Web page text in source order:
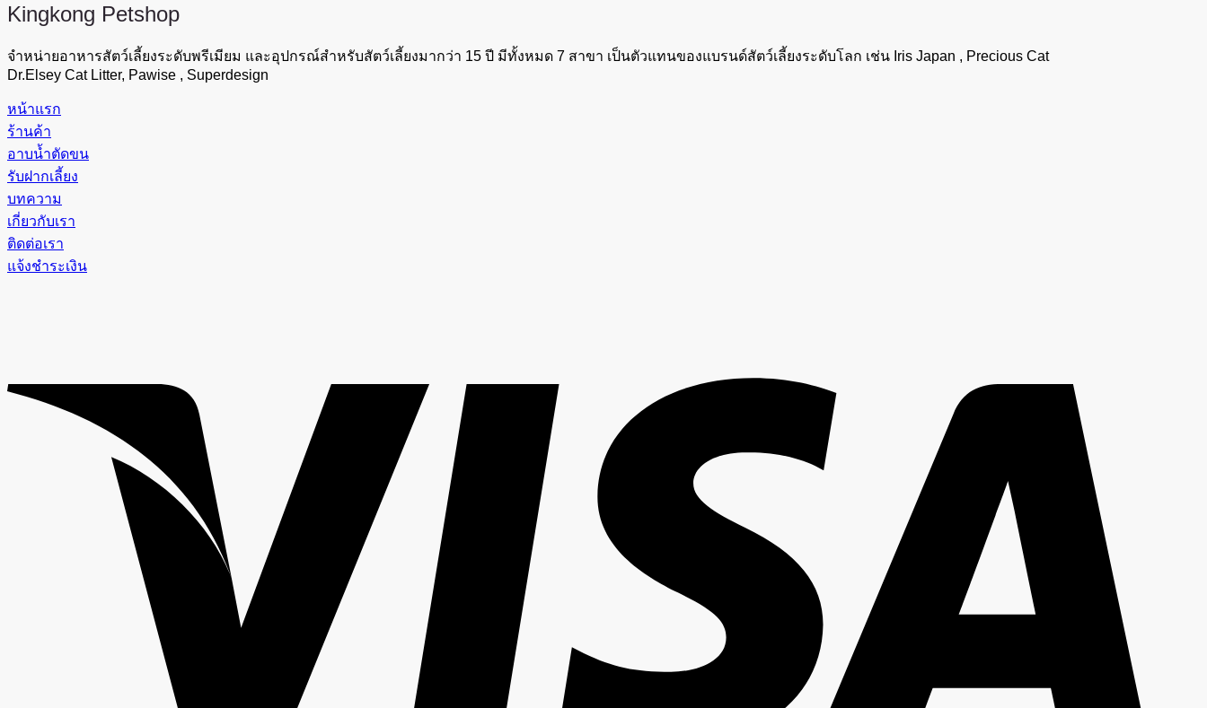
Kingkong Petshop
จำหน่ายอาหารสัตว์เลี้ยงระดับพรีเมียม และอุปกรณ์สำหรับสัตว์เลี้ยงมากว่า 15 ปี มีทั้งหมด 7 สาขา เป็นตัวแทนของแบรนด์สัตว์เลี้ยงระดับโลก เช่น Iris Japan , Precious Cat
Dr.Elsey Cat Litter, Pawise , Superdesign
หน้าแรก
ร้านค้า
อาบน้ำตัดขน
รับฝากเลี้ยง
บทความ
เกี่ยวกับเรา
ติดต่อเรา
แจ้งชำระเงิน